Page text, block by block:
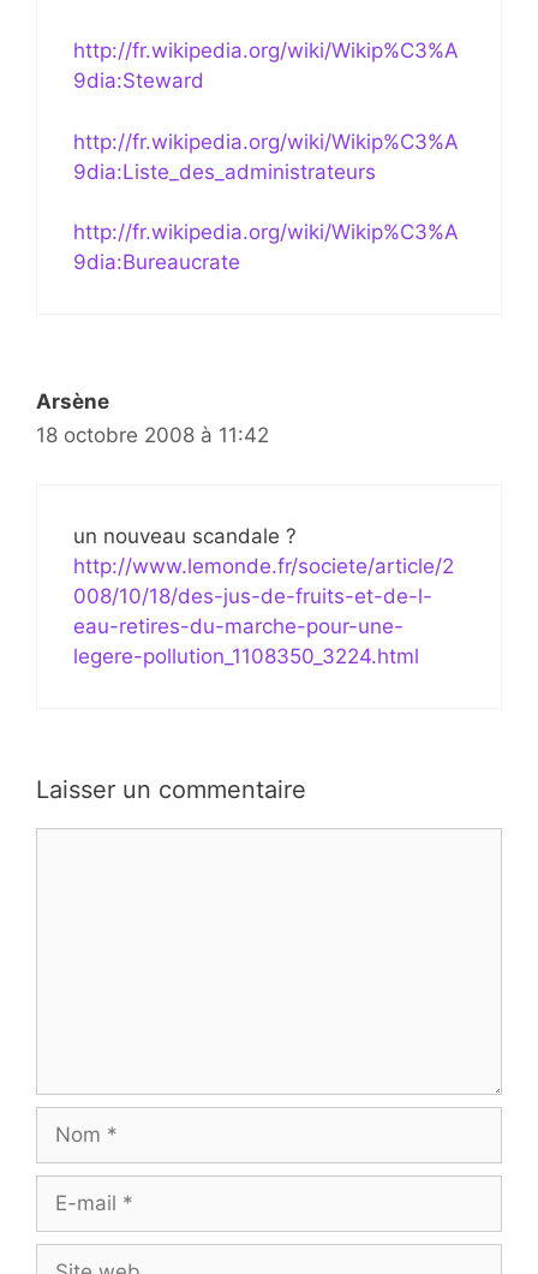
http://fr.wikipedia.org/wiki/Wikip%C3%A
9dia:Steward
http://fr.wikipedia.org/wiki/Wikip%C3%A
9dia:Liste_des_administrateurs
http://fr.wikipedia.org/wiki/Wikip%C3%A
9dia:Bureaucrate
Arsène
18 octobre 2008 à 11:42
un nouveau scandale ?
http://www.lemonde.fr/societe/article/2
008/10/18/des-jus-de-fruits-et-de-l-
eau-retires-du-marche-pour-une-
legere-pollution_1108350_3224.html
Laisser un commentaire
Nom
Site